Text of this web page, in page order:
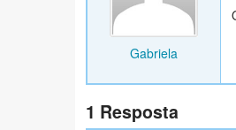
Gabriela
1 Resposta